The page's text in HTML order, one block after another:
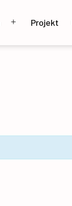
ÖppnaProjekt